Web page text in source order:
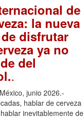
de
la nueva
disfrutar
ya no
del
.
junio 2026.-
hablar de cerveza
inevitablemente de